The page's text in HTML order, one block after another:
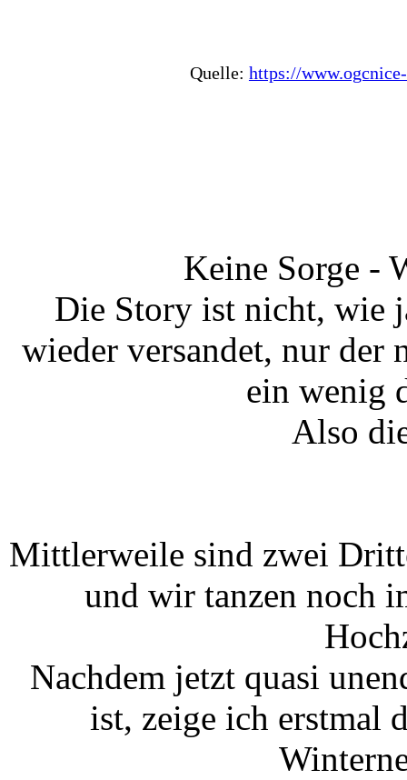
Quelle: https://
Keine Sorge -
Die Story ist nicht, wie
wieder versandet, nur der
ein wenig
Also
Mittlerweile sind zwei
und wir tanzen noch
Nachdem jetzt quasi
ist, zeige ich erstmal